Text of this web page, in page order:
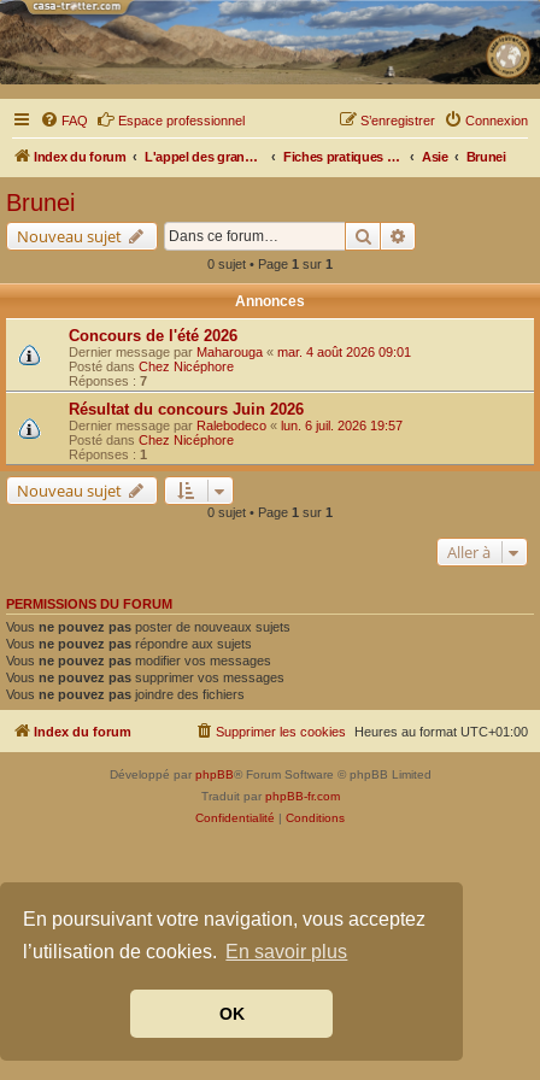
En poursuivant votre navigation, vous acceptez
l’utilisation de cookies. En savoir plus
OK
FAQ Espace professionnel Connexion
S’enregistrer
Index du forum L'appel des grands espaces Fiches pratiques par pays, pistes et bivouacs Asie Brunei
Brunei
Nouveau sujet Rechercher
0 sujet • Page 1 sur 1
Annonces
Concours de l'été 2026
Dernier message par Maharouga « mar. 4 août 2026 09:01
Posté dans Chez Nicéphore
Réponses : 7
Résultat du concours Juin 2026
Dernier message par Ralebodeco « lun. 6 juil. 2026 19:57
Posté dans Chez Nicéphore
Réponses : 1
Nouveau sujet
0 sujet • Page 1 sur 1
Aller à
PERMISSIONS DU FORUM
Vous ne pouvez pas poster de nouveaux sujets
Vous ne pouvez pas répondre aux sujets
Vous ne pouvez pas modifier vos messages
Vous ne pouvez pas supprimer vos messages
Vous ne pouvez pas joindre des fichiers
Index du forum Heures au format UTC+01:00
Supprimer les cookies
Développé par phpBB® Forum Software © phpBB Limited
Traduit par phpBB-fr.com
Confidentialité | Conditions